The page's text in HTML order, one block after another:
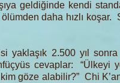
geldiğinde kendi
ölümden daha hızlı
yaklaşık 2.500 yıl
cevaplar: “Ülkeyi
göze alabilir?” Chi